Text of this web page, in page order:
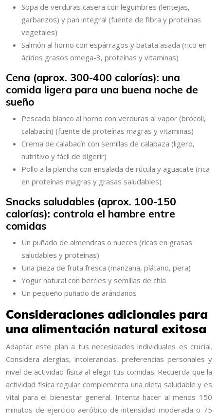
Sopa de verduras casera con legumbres (lentejas,
garbanzos) y pan integral (fuente de fibra y proteínas
vegetales)
Salmón al horno con espárragos y batata asada (rico en
ácidos grasos omega-3, proteínas y vitaminas)
Cena (aprox. 300-400 calorías): una
comida ligera para una buena noche de
sueño
Pescado blanco al horno con verduras al vapor (brócoli,
calabacín) (fuente de proteínas magras y vitaminas)
Crema de calabacín con semillas de calabaza (ligero,
nutritivo y fácil de digerir)
Pollo a la plancha con ensalada de rúcula y aguacate (rica
en proteínas magras y grasas saludables)
Snacks saludables (aprox. 100-150
calorías): controla el hambre entre
comidas
Un puñado de almendras o nueces (ricas en grasas
saludables y proteínas)
Una pieza de fruta fresca (manzana, plátano, pera)
Yogur natural con berries y semillas de chia
Un pequeño puñado de arándanos
Consideraciones adicionales para
una alimentación natural exitosa
Adaptar este plan a tus necesidades individuales es crucial.
Considera alergias, intolerancias, preferencias personales y
nivel de actividad física al elegir tus comidas. Recuerda que la
actividad física regular complementa una dieta saludable y es
vital para el bienestar general. Intenta hacer al menos 150
minutos de ejercicio aeróbico de intensidad moderada o 75